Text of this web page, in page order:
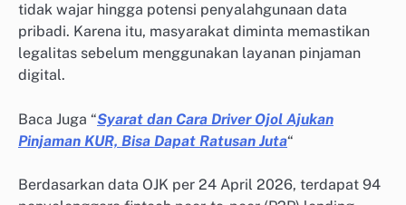
tidak wajar hingga potensi penyalahgunaan data
pribadi. Karena itu, masyarakat diminta memastikan
legalitas sebelum menggunakan layanan pinjaman
digital.
Baca Juga “Syarat dan Cara Driver Ojol Ajukan
Pinjaman KUR, Bisa Dapat Ratusan Juta“
Berdasarkan data OJK per 24 April 2026, terdapat 94